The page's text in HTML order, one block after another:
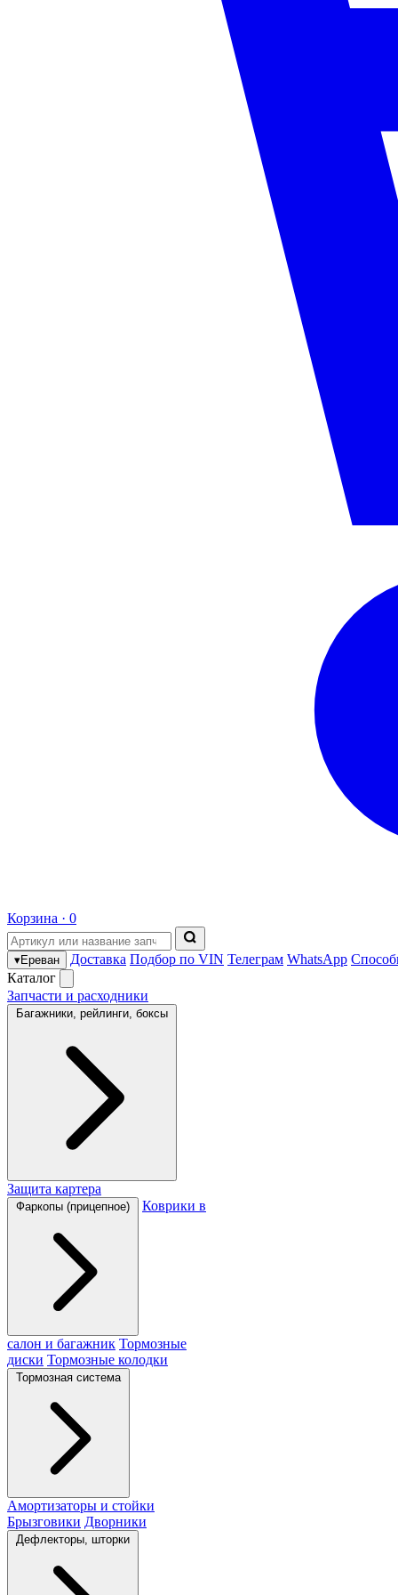
Корзина · 0
▾Ереван Доставка Подбор по VIN Телеграм WhatsApp
Каталог
Запчасти и расходники
Багажники, рейлинги, боксы
Защита картера
Фаркопы (прицепное) Коврики в
салон и багажник Тормозные
диски Тормозные колодки
Тормозная система
Амортизаторы и стойки
Брызговики Дворники
Дефлекторы, шторки